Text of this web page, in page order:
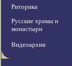
Риторика
Русские храмы и
монастыри
Видеоархив